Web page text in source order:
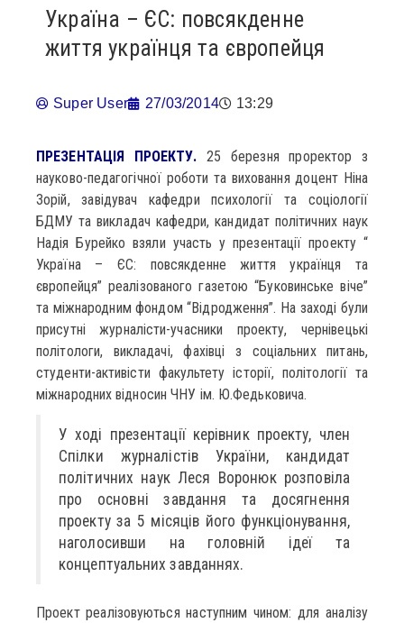
Україна – ЄС: повсякденне
життя українця та європейця
Super User 27/03/2014 13:29
ПРЕЗЕНТАЦІЯ ПРОЕКТУ. 25 березня проректор з
науково-педагогічної роботи та виховання доцент Ніна
Зорій, завідувач кафедри психології та соціології
БДМУ та викладач кафедри, кандидат політичних наук
Надія Бурейко взяли участь у презентації проекту “
Україна – ЄС: повсякденне життя українця та
європейця” реалізованого газетою “Буковинське віче”
та міжнародним фондом “Відродження”. На заході були
присутні журналісти-учасники проекту, чернівецькі
політологи, викладачі, фахівці з соціальних питань,
студенти-активісти факультету історії, політології та
міжнародних відносин ЧНУ ім. Ю.Федьковича.
У ході презентації керівник проекту, член
Спілки журналістів України, кандидат
політичних наук Леся Воронюк розповіла
про основні завдання та досягнення
проекту за 5 місяців його функціонування,
наголосивши на головній ідеї та
концептуальних завданнях.
Проект реалізовуються наступним чином: для аналізу